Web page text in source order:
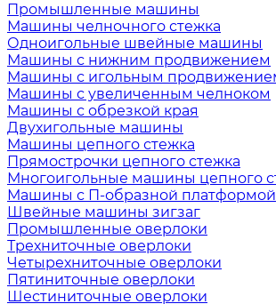
Промышленные машины
Машины челночного стежка
Одноигольные швейные машины
Машины с нижним продвижением
Машины с игольным
Машины с увеличенным челноком
Машины с обрезкой края
Двухигольные машины
Машины цепного стежка
Прямострочки цепного стежка
Многоигольные машины цепного
Машины с П-образной платформой
Швейные машины зигзаг
Промышленные оверлоки
Трехниточные оверлоки
Четырехниточные оверлоки
Пятиниточные оверлоки
Шестиниточные оверлоки